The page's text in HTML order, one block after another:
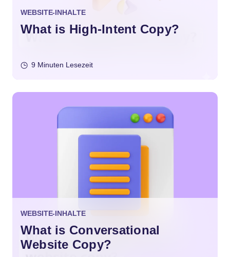
WEBSITE-INHALTE
What is High-Intent Copy?
9 Minuten Lesezeit
WEBSITE-INHALTE
What is Conversational
Website Copy?